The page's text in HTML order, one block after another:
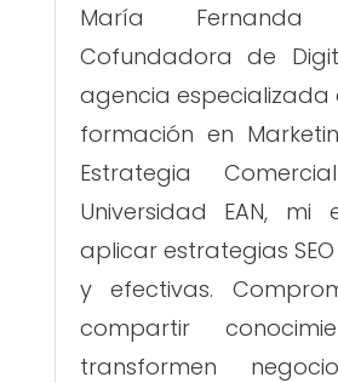
María Fernanda
Cofundadora de
agencia especializada
formación en
Estrategia
Universidad EAN, mi
aplicar estrategias
y efectivas.
compartir
transformen